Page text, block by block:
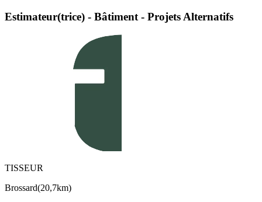
Estimateur(trice) - Bâtiment - Projets Alternatifs
TISSEUR
Brossard(20,7km)